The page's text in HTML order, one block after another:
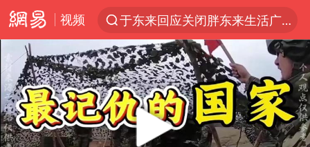
视频
于东来回应关闭胖东来生活广场店
上半年我国经营主体结构持续优化
杭州机场已取消航班388架次
《披荆斩棘2026》阵容官宣
白海豚北上或致京津冀暴雨